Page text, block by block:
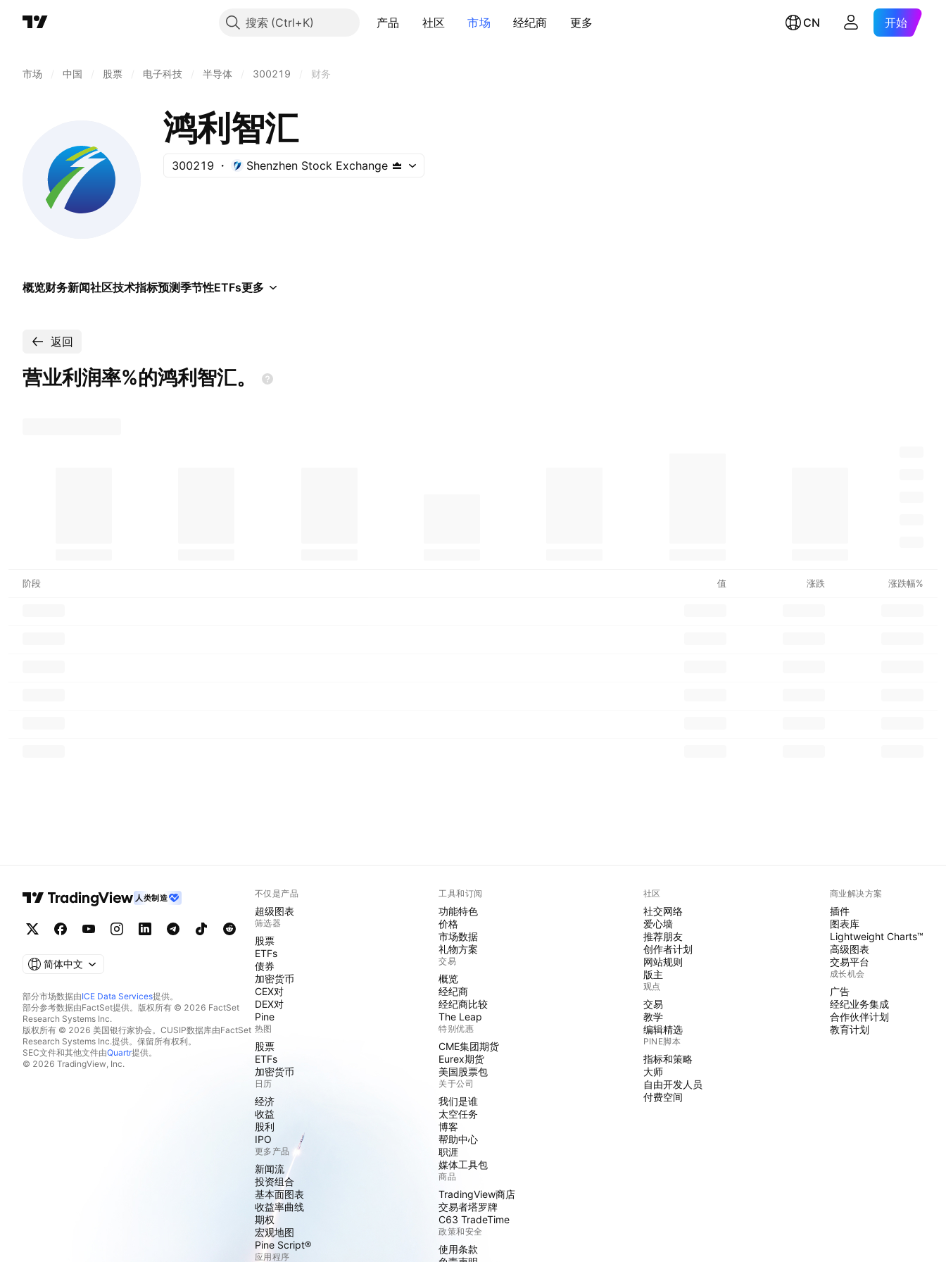
搜索 产品 社区 市场 经纪商 更多 CN 开始
市场 中国 股票 电子科技 半导体 300219 财务
鸿利智汇
300219 Shenzhen Stock Exchange
概览财务新闻社区技术指标预测季节性ETFs更多
返回
营业利润率%的鸿利智汇。
阶段 值 涨跌 涨跌幅%
人类制造
简体中文
部分市场数据由ICE Data Services提供。
部分参考数据由FactSet提供。版权所有 © 2026 FactSet
Research Systems Inc.
版权所有 © 2026 美国银行家协会。CUSIP数据库由FactSet
Research Systems Inc.提供。保留所有权利。
SEC文件和其他文件由Quartr提供。
© 2026 TradingView, Inc.
不仅是产品
超级图表
筛选器
股票
ETFs
债券
加密货币
CEX对
DEX对
Pine
热图
股票
ETFs
加密货币
日历
经济
收益
股利
IPO
更多产品
新闻流
投资组合
基本面图表
收益率曲线
期权
宏观地图
Pine Script®
应用程序
工具和订阅
功能特色
价格
市场数据
礼物方案
交易
概览
经纪商
经纪商比较
The Leap
特别优惠
CME集团期货
Eurex期货
美国股票包
关于公司
我们是谁
太空任务
博客
帮助中心
职涯
媒体工具包
商品
TradingView商店
交易者塔罗牌
C63 TradeTime
政策和安全
使用条款
社区
社交网络
爱心墙
推荐朋友
创作者计划
网站规则
版主
观点
交易
教学
编辑精选
PINE脚本
指标和策略
大师
自由开发人员
付费空间
商业解决方案
插件
图表库
Lightweight Charts™
高级图表
交易平台
成长机会
广告
经纪业务集成
合作伙伴计划
教育计划